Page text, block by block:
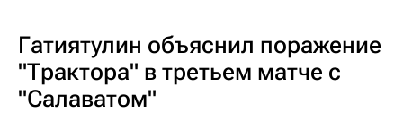
Гатиятулин объяснил поражение
"Трактора" в третьем матче с
"Салаватом"